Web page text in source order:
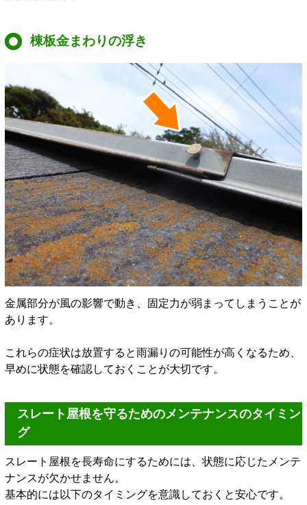
棟板金まわりの浮き
金属部分が風の影響で動き、固定力が弱まってしまうことが
あります。
これらの症状は放置すると雨漏りの可能性が高くなるため、
早めに状態を確認しておくことが大切です。
スレート屋根を守るためのメンテナンスのタイミン
グ
スレート屋根を長寿命にするためには、状態に応じたメンテ
ナンスが欠かせません。
基本的には以下のタイミングを意識しておくと安心です。